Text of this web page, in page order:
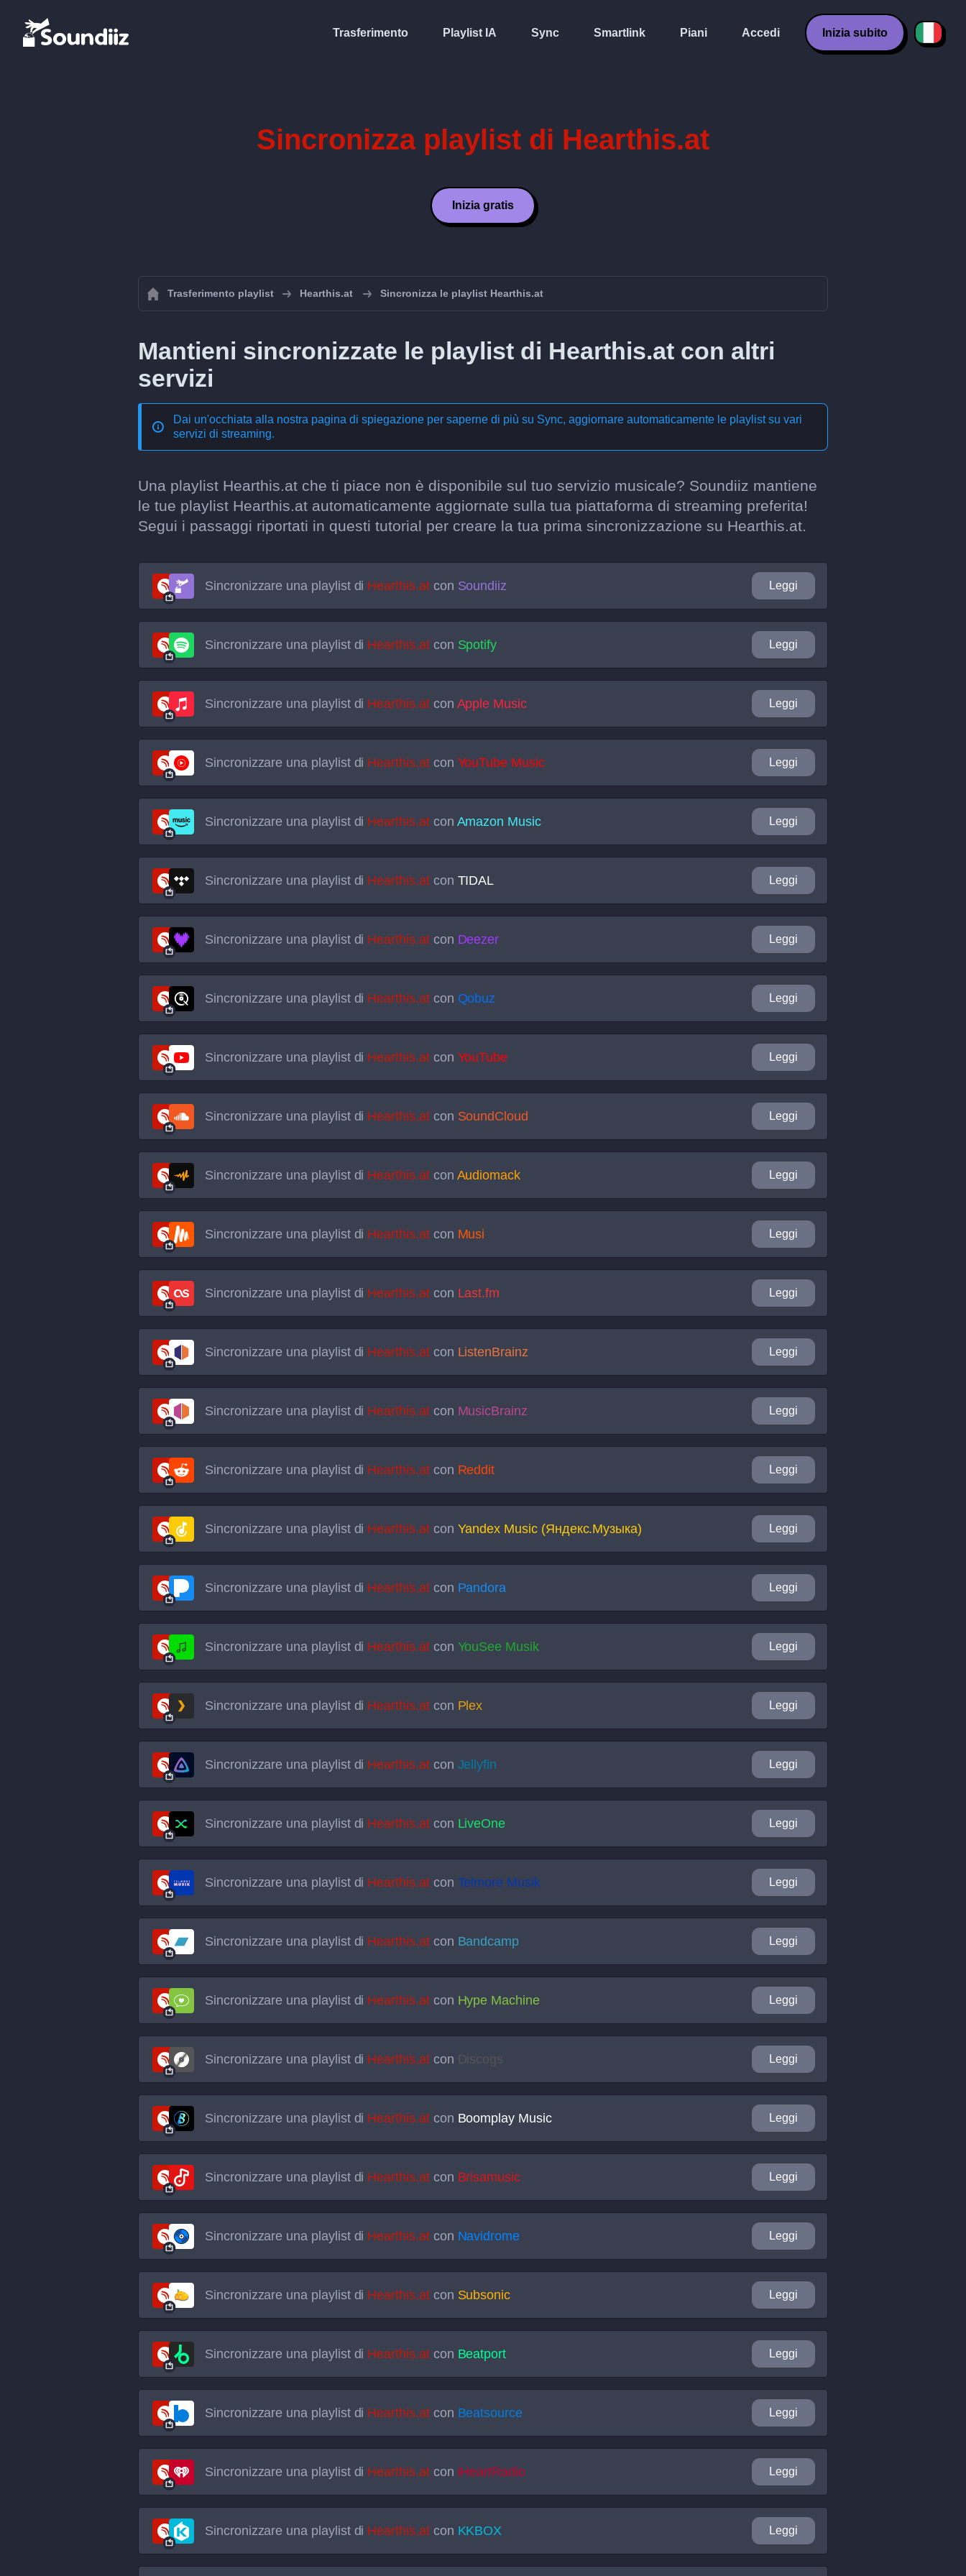
Trasferimento Playlist IA Sync Smartlink Piani Accedi Inizia subito
Sincronizza playlist di Hearthis.at
Inizia gratis
Trasferimento playlist Hearthis.at Sincronizza le playlist Hearthis.at
Mantieni sincronizzate le playlist di Hearthis.at con altri
servizi
Dai un'occhiata alla nostra pagina di spiegazione per saperne di più su Sync, aggiornare automaticamente le playlist su vari
servizi di streaming.
Una playlist Hearthis.at che ti piace non è disponibile sul tuo servizio musicale? Soundiiz mantiene
le tue playlist Hearthis.at automaticamente aggiornate sulla tua piattaforma di streaming preferita!
Segui i passaggi riportati in questi tutorial per creare la tua prima sincronizzazione su Hearthis.at.
Sincronizzare una playlist di Hearthis.atcon Soundiiz Leggi
Sincronizzare una playlist di Hearthis.atcon Spotify Leggi
Sincronizzare una playlist di Hearthis.atcon Apple Music Leggi
Sincronizzare una playlist di Hearthis.atcon YouTube Music Leggi
Sincronizzare una playlist di Hearthis.atcon Amazon Music Leggi
Sincronizzare una playlist di Hearthis.atcon TIDAL Leggi
Sincronizzare una playlist di Hearthis.atcon Deezer Leggi
Sincronizzare una playlist di Hearthis.atcon Qobuz Leggi
Sincronizzare una playlist di Hearthis.atcon YouTube Leggi
Sincronizzare una playlist di Hearthis.atcon SoundCloud Leggi
Sincronizzare una playlist di Hearthis.atcon Audiomack Leggi
Sincronizzare una playlist di Hearthis.atcon Musi Leggi
Sincronizzare una playlist di Hearthis.atcon Last.fm Leggi
Sincronizzare una playlist di Hearthis.atcon ListenBrainz Leggi
Sincronizzare una playlist di Hearthis.atcon MusicBrainz Leggi
Sincronizzare una playlist di Hearthis.atcon Reddit Leggi
Sincronizzare una playlist di Hearthis.atcon Yandex Music (Яндекс.Музыка) Leggi
Sincronizzare una playlist di Hearthis.atcon Pandora Leggi
Sincronizzare una playlist di Hearthis.atcon YouSee Musik Leggi
Sincronizzare una playlist di Hearthis.atcon Plex Leggi
Sincronizzare una playlist di Hearthis.atcon Jellyfin Leggi
Sincronizzare una playlist di Hearthis.atcon LiveOne Leggi
Sincronizzare una playlist di Hearthis.atcon Telmore Musik Leggi
Sincronizzare una playlist di Hearthis.atcon Bandcamp Leggi
Sincronizzare una playlist di Hearthis.atcon Hype Machine Leggi
Sincronizzare una playlist di Hearthis.atcon Discogs Leggi
Sincronizzare una playlist di Hearthis.atcon Boomplay Music Leggi
Sincronizzare una playlist di Hearthis.atcon Brisamusic Leggi
Sincronizzare una playlist di Hearthis.atcon Navidrome Leggi
Sincronizzare una playlist di Hearthis.atcon Subsonic Leggi
Sincronizzare una playlist di Hearthis.atcon Beatport Leggi
Sincronizzare una playlist di Hearthis.atcon Beatsource Leggi
Sincronizzare una playlist di Hearthis.atcon iHeartRadio Leggi
Sincronizzare una playlist di Hearthis.atcon KKBOX Leggi